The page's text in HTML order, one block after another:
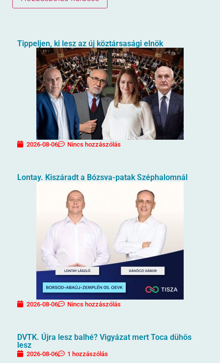
Tippeljen, ki lesz az új köztársasági elnök
2026-08-06 Nincs hozzászólás
Lontay. Kiszáradt a Bózsva-patak Széphalomnál
2026-08-06 Nincs hozzászólás
DVTK. Újra lesz balhé? Vigyázat mert Toca dühös
lesz
2026-08-06 1 hozzászólás